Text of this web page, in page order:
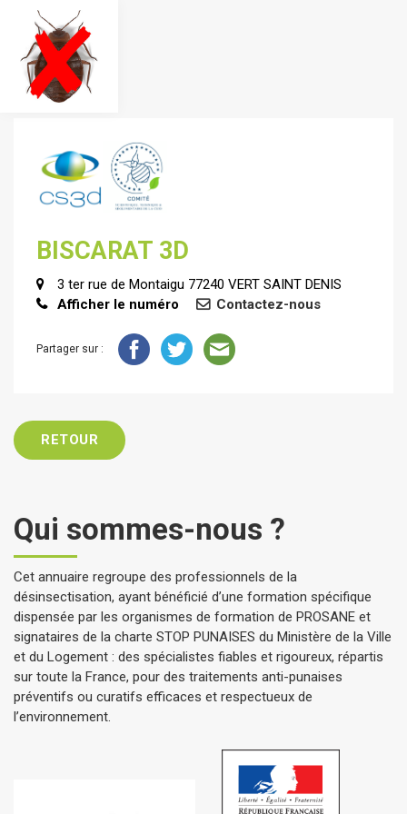
BISCARAT 3D
3 ter rue de Montaigu 77240 VERT SAINT DENIS
Afficher le numéro
Contactez-nous
Partager sur :
RETOUR
Qui sommes-nous ?
Cet annuaire regroupe des professionnels de la
désinsectisation, ayant bénéficié d’une formation spécifique
dispensée par les organismes de formation de PROSANE et
signataires de la charte STOP PUNAISES du Ministère de la Ville
et du Logement : des spécialistes fiables et rigoureux, répartis
sur toute la France, pour des traitements anti-punaises
préventifs ou curatifs efficaces et respectueux de
l’environnement.